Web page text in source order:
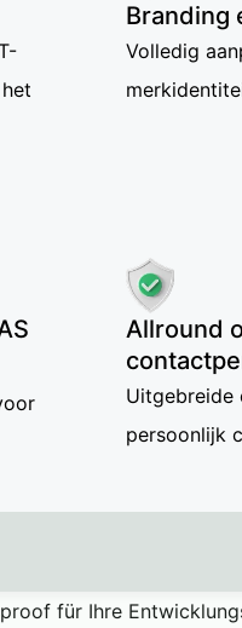
Branding
Volledig
Allround
Uitgebreide
persoonlijk
für Ihre